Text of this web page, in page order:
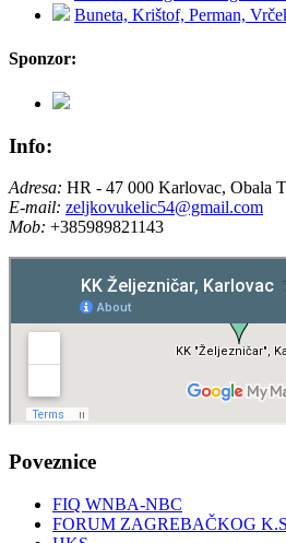
Buneta, Krištof, Perman,
Sponzor:
Info:
Adresa: HR - 47 000 Karlovac, Obala
E-mail: zeljkovukelic54@gmail.com
Mob: +385989821143
Poveznice
FIQ WNBA-NBC
FORUM ZAGREBAČKOG